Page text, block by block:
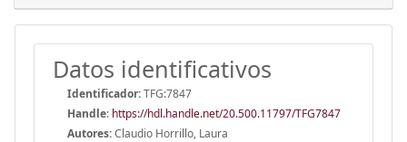
Datos identificativos
Identificador:TFG:7847
Handle: https://hdl.handle.net/20.500.11797/TFG7847
Autores:Claudio Horrillo, Laura